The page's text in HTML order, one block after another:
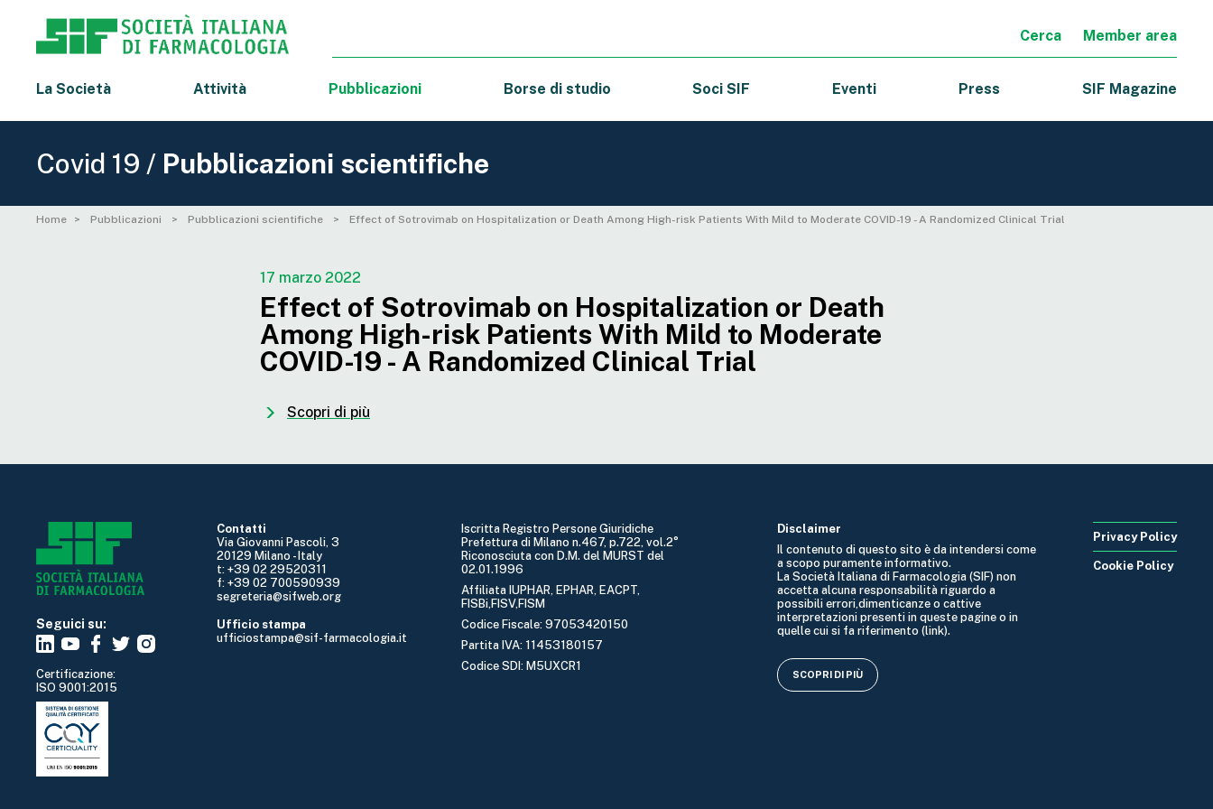
Cerca Member area
La Società Attività Pubblicazioni Borse di studio Soci SIF Eventi Press SIF Magazine
Covid 19 / Pubblicazioni scientifiche
Home Pubblicazioni Pubblicazioni scientifiche Effect of Sotrovimab on Hospitalization or Death Among High-risk Patients With Mild to Moderate COVID-19 - A Randomized Clinical Trial
17 marzo 2022
Effect of Sotrovimab on Hospitalization or Death
Among High-risk Patients With Mild to Moderate
COVID-19 - A Randomized Clinical Trial
Scopri di più
Seguici su:
Certificazione:
ISO 9001:2015
Contatti
Via Giovanni Pascoli, 3
20129 Milano - Italy
t: +39 02 29520311
f: +39 02 700590939
segreteria@sifweb.org
Ufficio stampa
ufficiostampa@sif-farmacologia.it
Iscritta Registro Persone Giuridiche
Prefettura di Milano n.467, p.722, vol.2°
Riconosciuta con D.M. del MURST del
02.01.1996
Affiliata IUPHAR, EPHAR, EACPT,
FISBi,FISV,FISM
Codice Fiscale: 97053420150
Partita IVA: 11453180157
Codice SDI: M5UXCR1
Disclaimer
Il contenuto di questo sito è da intendersi come
a scopo puramente informativo.
La Società Italiana di Farmacologia (SIF) non
accetta alcuna responsabilità riguardo a
possibili errori,dimenticanze o cattive
interpretazioni presenti in queste pagine o in
quelle cui si fa riferimento (link).
SCOPRI DI PIÙ
Privacy Policy
Cookie Policy